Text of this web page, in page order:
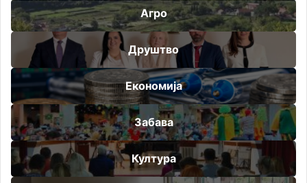
Агро
Друштво
Економија
Забава
Култура